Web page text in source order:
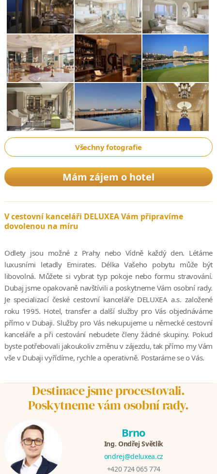
Všechny fotografie
Mám zájem o hotel
V cestovní kanceláři DELUXEA Vám připravíme
dovolenou na míru
Odlety jsou možné z Prahy nebo Vídně každý den. Létáme
luxusními letadly Emirates. Délka Vašeho pobytu může být
libovolná. Můžete si vybrat typ pokoje nebo formu stravování.
Dubaj jsme opakovaně navštívili a poskytneme Vám osobní rady.
Je specializací české cestovní kanceláře DELUXEA a.s. založené
roku 1995. Hotel, transfer a další služby pro Vás objednáváme
přímo v Dubaji. Služby pro Vás nekupujeme u německé cestovní
kanceláře a při cestování nebudete členy žádné skupiny. Pokud
byste potřebovali jakoukoliv změnu v zájezdu, tak přímo my Vám
vše v Dubaji vyřídíme, rychle a operativně. Postaráme se o Vás.
Destinace jsme procestovali.
Poskytneme vám osobní rady.
Brno
Ing. Ondřej Světlík
ondrej@deluxea.cz
+420 724 065 774